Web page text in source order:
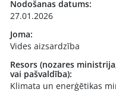
Nodošanas datums:
27.01.2026
Joma:
Vides aizsardzība
Resors (nozares
vai pašvaldība):
Klimata un enerģētikas